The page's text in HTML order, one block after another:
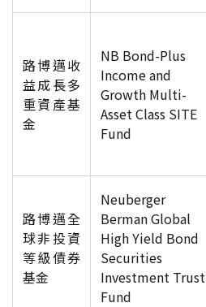
路博邁收
益成長多
重資產基
金
NB Bond-Plus
Income and
Growth Multi-
Asset Class SITE
Fund
路博邁全
球非投資
等級債券
基金
Neuberger
Berman Global
High Yield Bond
Securities
Investment Trust
Fund